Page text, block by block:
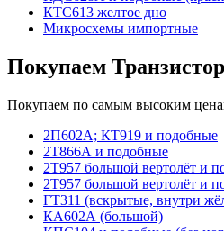
КТС613 желтое дно
Микросхемы импортные
Покупаем
Покупаем по самым высоким
2П602А; КТ919 и подобные
2Т866А и подобные
2Т957 большой вертолёт и
2Т957 большой вертолёт и
ГТ311 (вскрытые, внутри
КА602А (большой)